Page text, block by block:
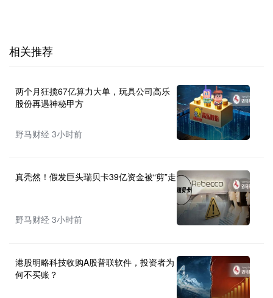
相关推荐
两个月狂揽67亿算力大单，玩具公司高乐
股份再遇神秘甲方
野马财经 3小时前
真秃然！假发巨头瑞贝卡39亿资金被“剪”走
野马财经 3小时前
港股明略科技收购A股普联软件，投资者为
何不买账？